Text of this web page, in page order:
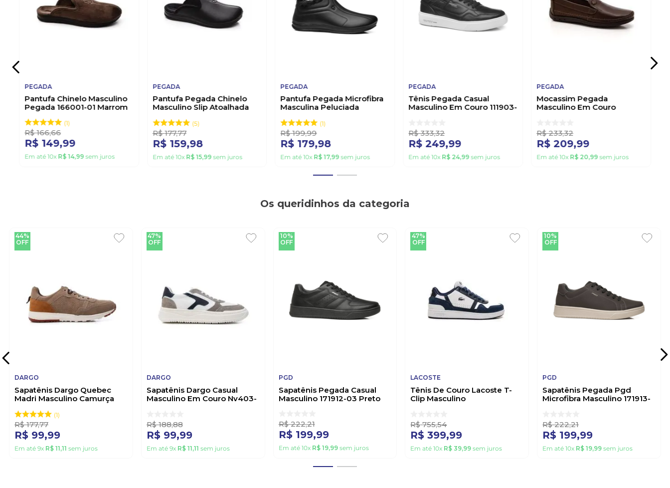
PEGADA
Pantufa Chinelo Masculino
Pegada 166001-01 Marrom
1
R$ 166,66
R$ 149,99
Em até10x R$ 14,99sem juros
PEGADA
Pantufa Pegada Chinelo
Masculino Slip Atoalhada
5
R$ 177,77
R$ 159,98
Em até10x R$ 15,99sem juros
PEGADA
Pantufa Pegada Microfibra
Masculina Peluciada
1
R$ 199,99
R$ 179,98
Em até10x R$ 17,99sem juros
PEGADA
Tênis Pegada Casual
Masculino Em Couro 111903-
R$ 333,32
R$ 249,99
Em até10x R$ 24,99sem juros
PEGADA
Mocassim Pegada
Masculino Em Couro
R$ 233,32
R$ 209,99
Em até10x R$ 20,99sem juros
Os queridinhos da categoria
44%
OFF
DARGO
Sapatênis Dargo Quebec
Madri Masculino Camurça
1
R$ 177,77
R$ 99,99
Em até 9x R$ 11,11 sem juros
47%
OFF
DARGO
Sapatênis Dargo Casual
Masculino Em Couro Nv403-
R$ 188,88
R$ 99,99
Em até 9x R$ 11,11 sem juros
10%
OFF
PGD
Sapatênis Pegada Casual
Masculino 171912-03 Preto
R$ 222,21
R$ 199,99
Em até 10x R$ 19,99sem juros
47%
OFF
LACOSTE
Tênis De Couro Lacoste T-
Clip Masculino
R$ 755,54
R$ 399,99
Em até10x R$ 39,99 sem juros
10%
OFF
PGD
Sapatênis Pegada Pgd
Microfibra Masculino 171913-
R$ 222,21
R$ 199,99
Em até10x R$ 19,99 sem juros